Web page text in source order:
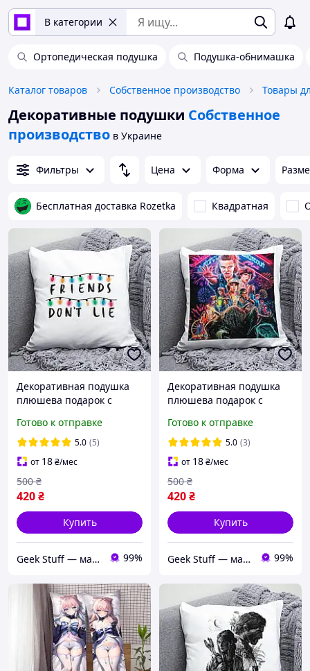
В категории
Ортопедическая подушка Подушка-обнимашка
Каталог товаров Собственное производство Товары
Декоративные подушки Собственное
производство в Украине
Фильтры Цена Форма
Бесплатная доставка Rozetka Квадратная
Декоративная подушка
плюшева подарок с
Очень странные дела
Готово к отправке
5.0 (5)
от 18₴/мес
420₴
500 ₴
Купить
Geek Stuff — магазин аниме, гиков, Kpop товаров. Сувениры с вашим принтом и полиграфия 99%
Декоративная подушка
плюшева подарок с
Очень странные дела
Готово к отправке
5.0 (3)
от 18₴/мес
420₴
500 ₴
Купить
Geek Stuff — магазин аниме, гиков, Kpop товаров. Сувениры с вашим принтом и полиграфия 99%